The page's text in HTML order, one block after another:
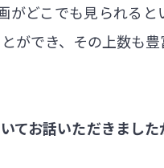
がどこでも見られる
ができ、その上数も
てお話いただきまし